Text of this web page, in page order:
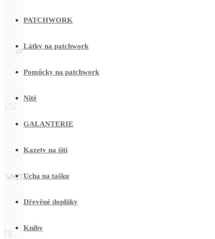
PATCHWORK
Látky na patchwork
Pomůcky na patchwork
Nitě
GALANTERIE
Kazety na šití
Ucha na tašku
Dřevěné doplňky
Knihy